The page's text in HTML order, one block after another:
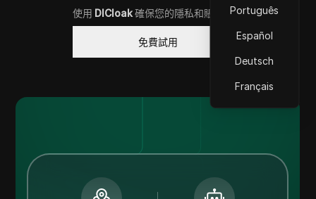
Português
Español
Deutsch
Français
使用 DICloak確保您的隱私和賬戶安全
免費試用